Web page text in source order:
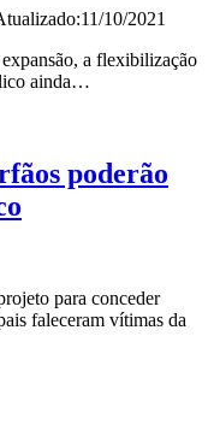
11/10/2021
a flexibilização
ainda…
poderão
para conceder
faleceram vítimas da